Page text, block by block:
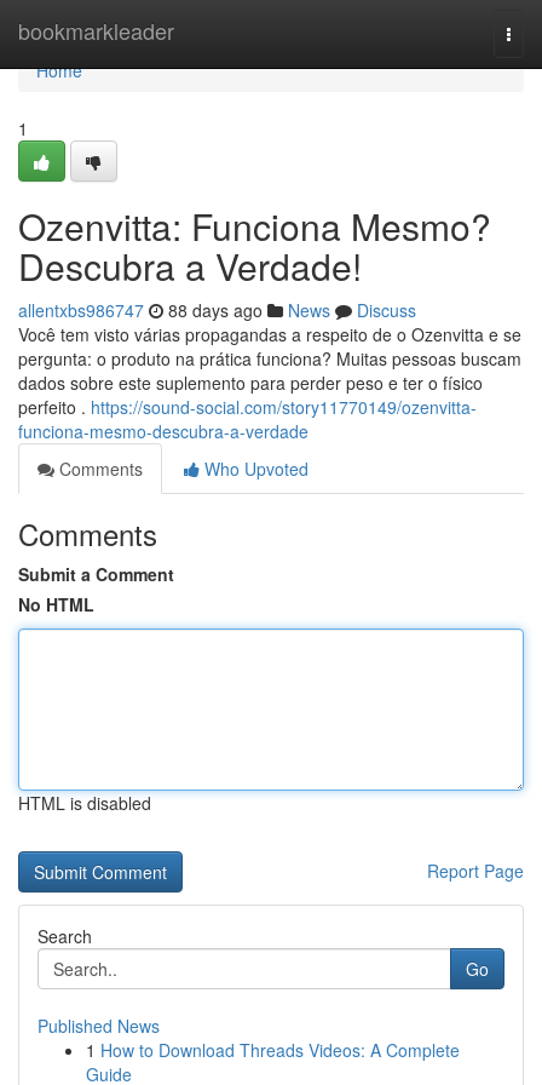
bookmarkleader
Home
Home
1
Ozenvitta: Funciona Mesmo?
Descubra a Verdade!
allentxbs986747 88 days ago News
Discuss
Você tem visto várias propagandas a respeito de o Ozenvitta e se
pergunta: o produto na prática funciona? Muitas pessoas buscam
dados sobre este suplemento para perder peso e ter o físico
perfeito . https://sound-social.com/story11770149/ozenvitta-
funciona-mesmo-descubra-a-verdade
Comments
Who Upvoted
Comments
Submit a Comment
No HTML
HTML is disabled
Report Page
Search
Go
Published News
1 How to Download Threads Videos: A Complete
Guide